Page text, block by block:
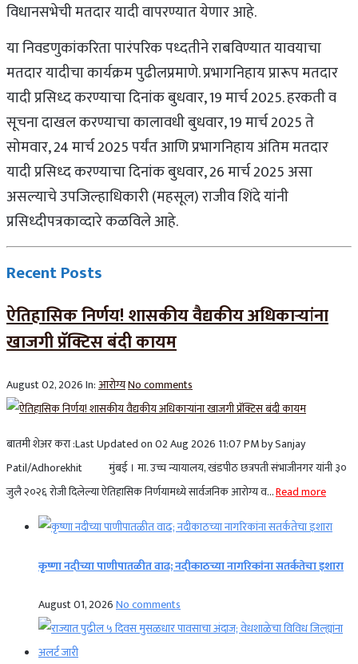
विधानसभेची मतदार यादी वापरण्यात येणार आहे.
या निवडणुकांकरिता पारंपरिक पध्दतीने राबविण्यात यावयाचा
मतदार यादीचा कार्यक्रम पुढीलप्रमाणे. प्रभागनिहाय प्रारूप मतदार
यादी प्रसिध्द करण्याचा दिनांक बुधवार, 19 मार्च 2025. हरकती व
सूचना दाखल करण्याचा कालावधी बुधवार, 19 मार्च 2025 ते
सोमवार, 24 मार्च 2025 पर्यंत आणि प्रभागनिहाय अंतिम मतदार
यादी प्रसिध्द करण्याचा दिनांक बुधवार, 26 मार्च 2025 असा
असल्याचे उपजिल्हाधिकारी (महसूल) राजीव शिंदे यांनी
प्रसिध्दीपत्रकाव्दारे कळविले आहे.
Recent Posts
ऐतिहासिक निर्णय! शासकीय वैद्यकीय अधिकाऱ्यांना
खाजगी प्रॅक्टिस बंदी कायम
August 02, 2026In:आरोग्यNo comments
बातमी शेअर करा :Last Updated on 02 Aug 2026 11:07 PM by Sanjay
Patil/Adhorekhit मुंबई । मा. उच्च न्यायालय, खंडपीठ छत्रपती संभाजीनगर यांनी ३०
जुलै २०२६ रोजी दिलेल्या ऐतिहासिक निर्णयामध्ये सार्वजनिक आरोग्य व...Read more
कृष्णा नदीच्या पाणीपातळीत वाढ; नदीकाठच्या नागरिकांना सतर्कतेचा इशारा
August 01, 2026No comments